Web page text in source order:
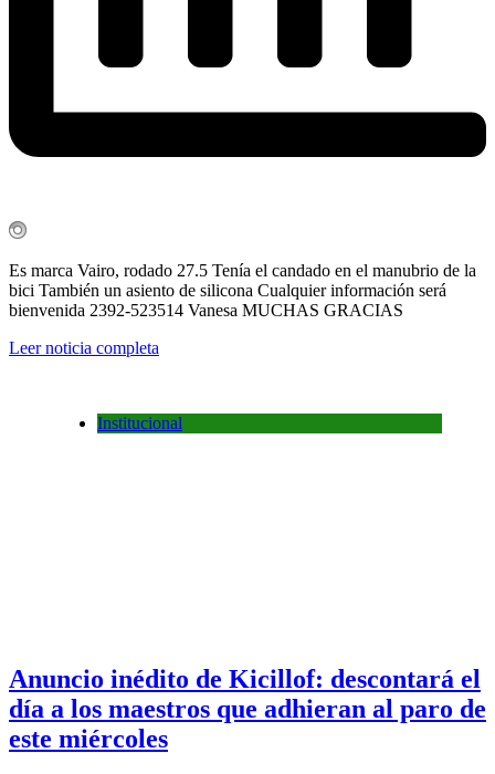
Es marca Vairo, rodado 27.5 Tenía el candado en el manubrio de la
bici También un asiento de silicona Cualquier información será
bienvenida 2392-523514 Vanesa MUCHAS GRACIAS
Leer noticia completa
Institucional
Anuncio inédito de Kicillof: descontará el
día a los maestros que adhieran al paro de
este miércoles